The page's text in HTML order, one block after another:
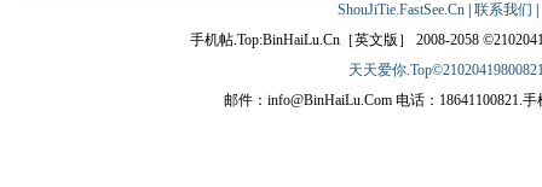
ShouJiTie.FastSee.Cn| 联系我们
手机帖.Top:BinHaiLu.Cn［英文版］ 2008-2058
天天爱你
邮件：info@BinHaiLu.Com 电话：